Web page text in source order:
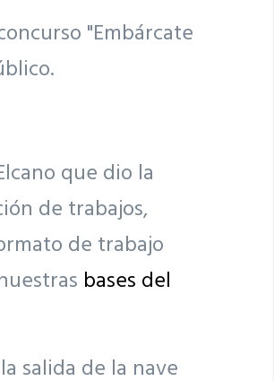
"Embárcate
que dio la
de trabajos,
de trabajo
bases del
salida de la nave